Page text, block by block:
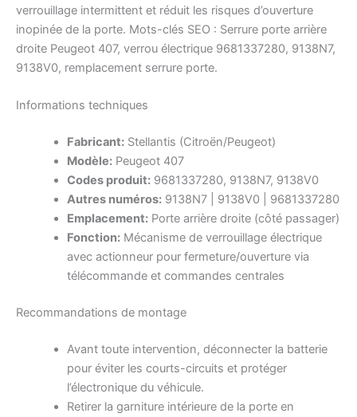
verrouillage intermittent et réduit les risques d’ouverture
inopinée de la porte. Mots-clés SEO : Serrure porte arrière
droite Peugeot 407, verrou électrique 9681337280, 9138N7,
9138V0, remplacement serrure porte.
Informations techniques
Fabricant:Stellantis (Citroën/Peugeot)
Modèle:Peugeot 407
Codes produit:9681337280, 9138N7, 9138V0
Autres numéros:9138N7 | 9138V0 | 9681337280
Emplacement:Porte arrière droite (côté passager)
Fonction:Mécanisme de verrouillage électrique
avec actionneur pour fermeture/ouverture via
télécommande et commandes centrales
Recommandations de montage
Avant toute intervention, déconnecter la batterie
pour éviter les courts-circuits et protéger
l’électronique du véhicule.
Retirer la garniture intérieure de la porte en